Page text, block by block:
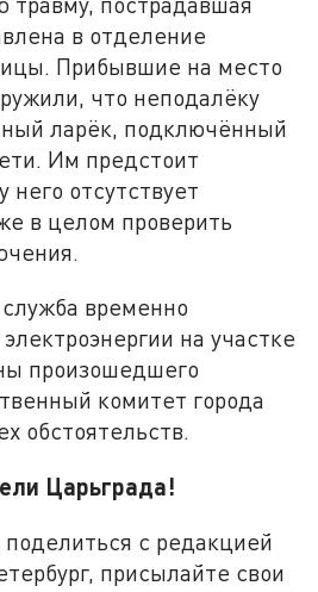
в отделение
Прибывшие на место
что неподалёку
ларёк, подключённый
Им предстоит
него отсутствует
в целом проверить
временно
на участке
произошедшего
комитет города
обстоятельств.
Царьграда!
с редакцией
присылайте свои